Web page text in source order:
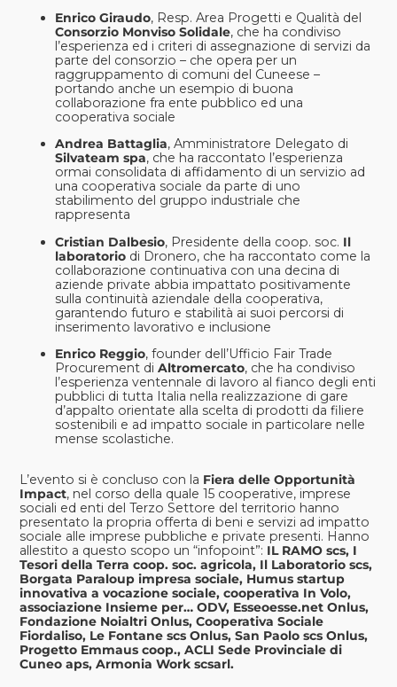
Enrico Giraudo, Resp. Area Progetti e Qualità del
Consorzio Monviso Solidale, che ha condiviso
l’esperienza ed i criteri di assegnazione di servizi da
parte del consorzio – che opera per un
raggruppamento di comuni del Cuneese –
portando anche un esempio di buona
collaborazione fra ente pubblico ed una
cooperativa sociale
Andrea Battaglia, Amministratore Delegato di
Silvateam spa, che ha raccontato l’esperienza
ormai consolidata di affidamento di un servizio ad
una cooperativa sociale da parte di uno
stabilimento del gruppo industriale che
rappresenta
Cristian Dalbesio, Presidente della coop. soc. Il
laboratorio di Dronero, che ha raccontato come la
collaborazione continuativa con una decina di
aziende private abbia impattato positivamente
sulla continuità aziendale della cooperativa,
garantendo futuro e stabilità ai suoi percorsi di
inserimento lavorativo e inclusione
Enrico Reggio, founder dell’Ufficio Fair Trade
Procurement diAltromercato, che ha condiviso
l’esperienza ventennale di lavoro al fianco degli enti
pubblici di tutta Italia nella realizzazione di gare
d’appalto orientate alla scelta di prodotti da filiere
sostenibili e ad impatto sociale in particolare nelle
mense scolastiche.
L’evento si è concluso con la Fiera delle Opportunità
Impact, nel corso della quale 15 cooperative, imprese
sociali ed enti del Terzo Settore del territorio hanno
presentato la propria offerta di beni e servizi ad impatto
sociale alle imprese pubbliche e private presenti. Hanno
allestito a questo scopo un “infopoint”: IL RAMO scs, I
Tesori della Terra coop. soc. agricola, Il Laboratorio scs,
Borgata Paraloup impresa sociale, Humus startup
innovativa a vocazione sociale, cooperativa In Volo,
associazione Insieme per… ODV, Esseoesse.net Onlus,
Fondazione Noialtri Onlus, Cooperativa Sociale
Fiordaliso, Le Fontane scs Onlus, San Paolo scs Onlus,
Progetto Emmaus coop., ACLI Sede Provinciale di
Cuneo aps, Armonia Work scsarl.